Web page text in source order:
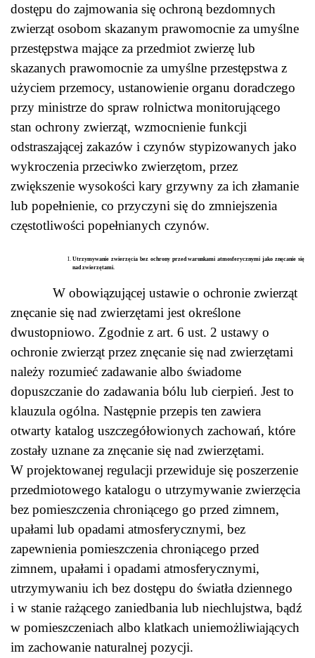
dostępu do zajmowania się ochroną bezdomnych
zwierząt osobom skazanym prawomocnie za umyślne
przestępstwa mające za przedmiot zwierzę lub
skazanych prawomocnie za umyślne przestępstwa z
użyciem przemocy, ustanowienie organu doradczego
przy ministrze do spraw rolnictwa monitorującego
stan ochrony zwierząt, wzmocnienie funkcji
odstraszającej zakazów i czynów stypizowanych jako
wykroczenia przeciwko zwierzętom, przez
zwiększenie wysokości kary grzywny za ich złamanie
lub popełnienie, co przyczyni się do zmniejszenia
częstotliwości popełnianych czynów.
Utrzymywanie zwierzęcia bez ochrony przed warunkami atmosferycznymi jako znęcanie się
nad zwierzętami.
W obowiązującej ustawie o ochronie zwierząt
znęcanie się nad zwierzętami jest określone
dwustopniowo. Zgodnie z art. 6 ust. 2 ustawy o
ochronie zwierząt przez znęcanie się nad zwierzętami
należy rozumieć zadawanie albo świadome
dopuszczanie do zadawania bólu lub cierpień. Jest to
klauzula ogólna. Następnie przepis ten zawiera
otwarty katalog uszczegółowionych zachowań, które
zostały uznane za znęcanie się nad zwierzętami.
W projektowanej regulacji przewiduje się poszerzenie
przedmiotowego katalogu o utrzymywanie zwierzęcia
bez pomieszczenia chroniącego go przed zimnem,
upałami lub opadami atmosferycznymi, bez
zapewnienia pomieszczenia chroniącego przed
zimnem, upałami i opadami atmosferycznymi,
utrzymywaniu ich bez dostępu do światła dziennego
i w stanie rażącego zaniedbania lub niechlujstwa, bądź
w pomieszczeniach albo klatkach uniemożliwiających
im zachowanie naturalnej pozycji.